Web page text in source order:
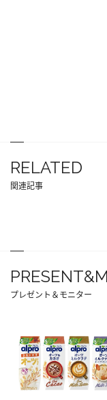
RELATED
関連記事
プレゼント＆モニター